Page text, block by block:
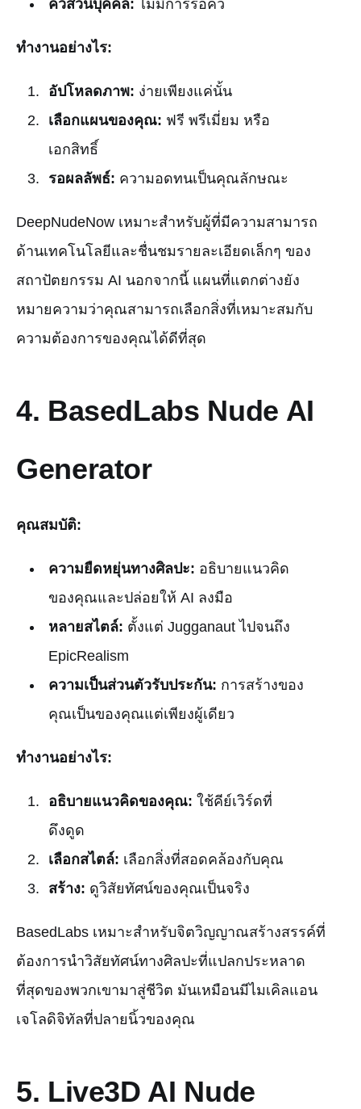
คิวส่วนบุคคล: ไม่มีการรอคิว
ทำงานอย่างไร:
อัปโหลดภาพ: ง่ายเพียงแค่นั้น
เลือกแผนของคุณ: ฟรี พรีเมี่ยม หรือ
เอกสิทธิ์
รอผลลัพธ์: ความอดทนเป็นคุณลักษณะ
DeepNudeNow เหมาะสำหรับผู้ที่มีความสามารถ
ด้านเทคโนโลยีและชื่นชมรายละเอียดเล็กๆ ของ
สถาปัตยกรรม AI นอกจากนี้ แผนที่แตกต่างยัง
หมายความว่าคุณสามารถเลือกสิ่งที่เหมาะสมกับ
ความต้องการของคุณได้ดีที่สุด
4. BasedLabs Nude AI
Generator
คุณสมบัติ:
ความยืดหยุ่นทางศิลปะ: อธิบายแนวคิด
ของคุณและปล่อยให้ AI ลงมือ
หลายสไตล์: ตั้งแต่ Jugganaut ไปจนถึง
EpicRealism
ความเป็นส่วนตัวรับประกัน: การสร้างของ
คุณเป็นของคุณแต่เพียงผู้เดียว
ทำงานอย่างไร:
อธิบายแนวคิดของคุณ: ใช้คีย์เวิร์ดที่
ดึงดูด
เลือกสไตล์: เลือกสิ่งที่สอดคล้องกับคุณ
สร้าง: ดูวิสัยทัศน์ของคุณเป็นจริง
BasedLabs เหมาะสำหรับจิตวิญญาณสร้างสรรค์ที่
ต้องการนำวิสัยทัศน์ทางศิลปะที่แปลกประหลาด
ที่สุดของพวกเขามาสู่ชีวิต มันเหมือนมีไมเคิลแอน
เจโลดิจิทัลที่ปลายนิ้วของคุณ
5. Live3D AI Nude